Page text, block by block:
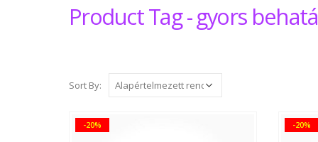
Product Tag - gyors
Sort By:
-20% -20%